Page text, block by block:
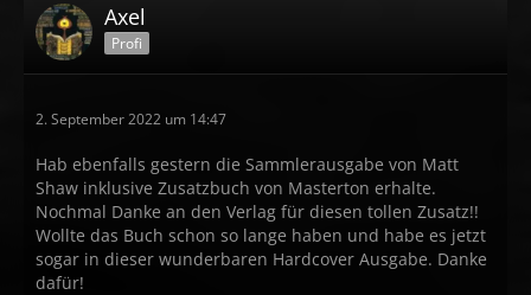
Axel
Profi
2. September 2022 um 14:47
Hab ebenfalls gestern die Sammlerausgabe von Matt
Shaw inklusive Zusatzbuch von Masterton erhalte.
Nochmal Danke an den Verlag für diesen tollen Zusatz!!
Wollte das Buch schon so lange haben und habe es jetzt
sogar in dieser wunderbaren Hardcover Ausgabe. Danke
dafür!